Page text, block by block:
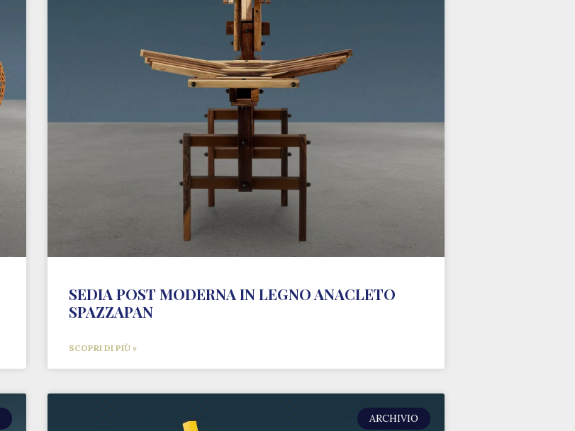
SEDIA POST MODERNA IN LEGNO ANACLETO
SPAZZAPAN
SCOPRI DI PIÙ »
ARCHIVIO